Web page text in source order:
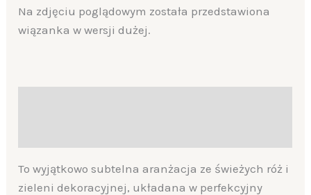
Na zdjęciu poglądowym została przedstawiona
wiązanka w wersji dużej.
To wyjątkowo subtelna aranżacja ze świeżych róż i
zieleni dekoracyjnej, układana w perfekcyjny